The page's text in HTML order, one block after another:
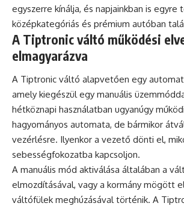
egyszerre kínálja, és napjainkban is egyre
középkategóriás és prémium autóban
A Tiptronic váltó működési
elmagyarázva
A Tiptronic váltó alapvetően egy
amely kiegészül egy manuális
hétköznapi használatban ugyanúgy
hagyományos automata, de bármikor
vezérlésre. Ilyenkor a vezető dönti el,
sebességfokozatba kapcsoljon.
A manuális mód aktiválása általában a
elmozdításával, vagy a kormány mögött
váltófülek meghúzásával történik. A